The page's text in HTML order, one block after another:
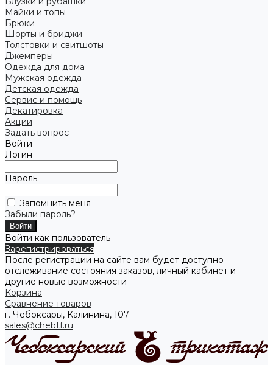
Майки и топы
Брюки
Шорты и бриджи
Толстовки и свитшоты
Джемперы
Одежда для дома
Мужская одежда
Детская одежда
Сервис и помощь
Декатировка
Акции
Задать вопрос
Войти
Логин
Пароль
Запомнить меня
Забыли пароль?
Войти как пользователь
Зарегистрироваться
После регистрации на сайте вам будет доступно
отслеживание состояния заказов, личный кабинет и
другие новые возможности
Корзина
Сравнение товаров
г. Чебоксары, Калинина, 107
sales@chebtf.ru